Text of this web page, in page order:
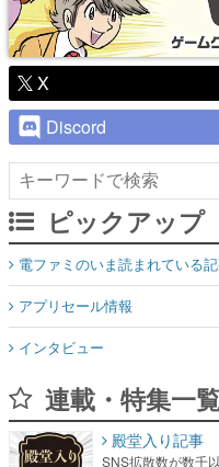
X
Discord
ピックアップ
電ファミのいま読まれている
アプリセール情報
インタビュー
連載・特集一
殿堂入り記事
SNS拡散数が数千